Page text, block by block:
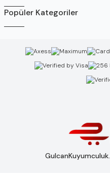
Popüler Kategoriler